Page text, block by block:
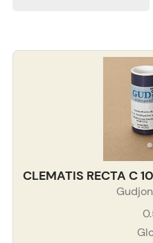
CLEMATIS RECTA C